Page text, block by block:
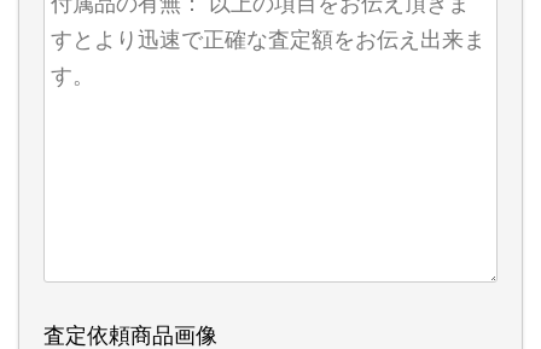
査定依頼商品画像